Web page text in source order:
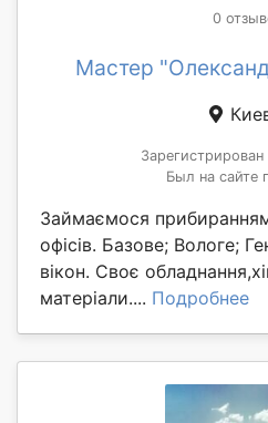
0
Мастер
Зарегистрирован
Был на сайте
Займаємося
офісів. Базове; Вологе;
вікон. Своє
матеріали.... Подробнее